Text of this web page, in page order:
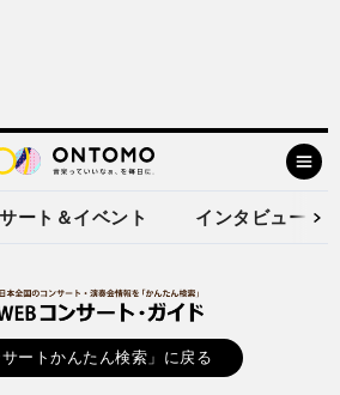
ート＆イベント インタビュー
ートかんたん検索」に戻る